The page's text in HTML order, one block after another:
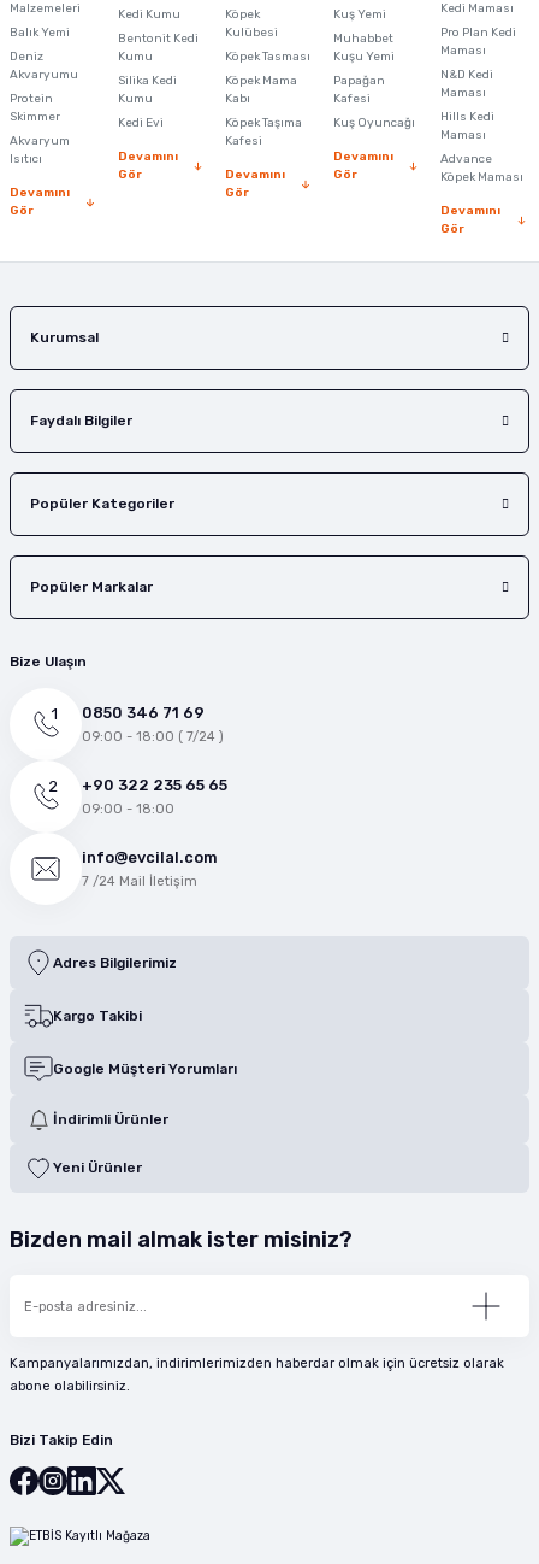
Ürün resmi kalitesiz, bozuk veya görüntülenemiyor.
Ürün açıklamasında eksik bilgiler bulunuyor.
Ürün bilgilerinde hatalar bulunuyor.
Ürün fiyatı diğer sitelerden daha pahalı.
Bu ürüne benzer farklı alternatifler olmalı.
Malzemeleri
Balık Yemi
Deniz
Akvaryumu
Protein
Skimmer
Akvaryum
Isıtıcı
Devamını
Gör
Kedi Kumu
Bentonit Kedi
Kumu
Silika Kedi
Kumu
Kedi Evi
Devamını
Gör
Köpek
Kulübesi
Köpek Tasması
Köpek Mama
Kabı
Köpek Taşıma
Kafesi
Devamını
Gör
Kuş Yemi
Muhabbet
Kuşu Yemi
Papağan
Kafesi
Kuş Oyuncağı
Devamını
Gör
Kedi Maması
Pro Plan Kedi
Maması
N&D Kedi
Maması
Hills Kedi
Maması
Advance
Köpek Maması
Devamını
Gör
Kurumsal
Faydalı Bilgiler
Popüler Kategoriler
Popüler Markalar
Bize Ulaşın
0850 346 71 69
09:00 - 18:00 ( 7/24 )
+90 322 235 65 65
09:00 - 18:00
info@evcilal.com
7 /24 Mail İletişim
Adres Bilgilerimiz
Kargo Takibi
Google Müşteri Yorumları
İndirimli Ürünler
Yeni Ürünler
Bizden mail almak ister misiniz?
Kampanyalarımızdan, indirimlerimizden haberdar olmak için ücretsiz olarak
abone olabilirsiniz.
Bizi Takip Edin